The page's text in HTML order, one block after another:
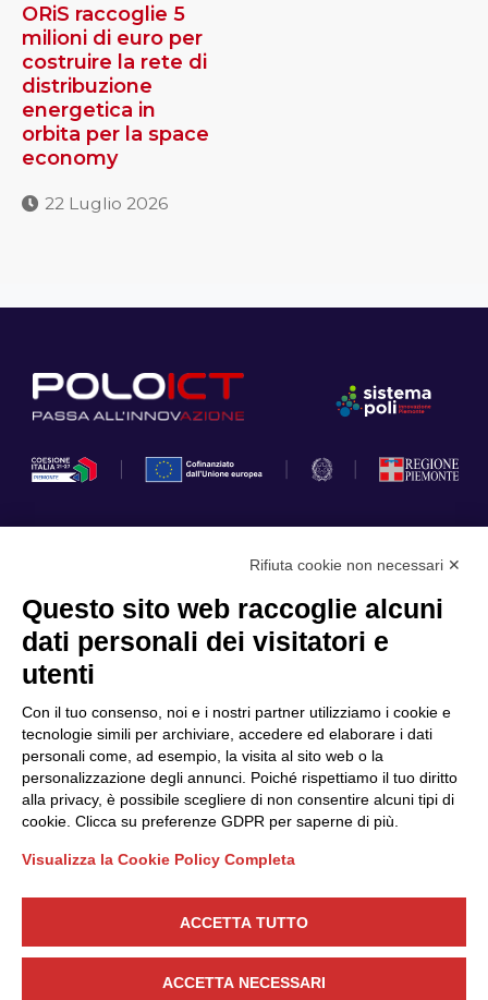
ORiS raccoglie 5
milioni di euro per
costruire la rete di
distribuzione
energetica in
orbita per la space
economy
22 Luglio 2026
Cookie Policy
Scopri il Polo
Partner
Finanziamenti e bandi
Internazionalizzazione
News & Eventi
Privacy
Seguici
CONTATTACI
Rifiuta cookie non necessari ✕
Questo sito web raccoglie alcuni
dati personali dei visitatori e
utenti
Con il tuo consenso, noi e i nostri partner utilizziamo i cookie e
tecnologie simili per archiviare, accedere ed elaborare i dati
personali come, ad esempio, la visita al sito web o la
personalizzazione degli annunci. Poiché rispettiamo il tuo diritto
alla privacy, è possibile scegliere di non consentire alcuni tipi di
cookie. Clicca su preferenze GDPR per saperne di più.
Visualizza la Cookie Policy Completa
ACCETTA TUTTO
ACCETTA NECESSARI